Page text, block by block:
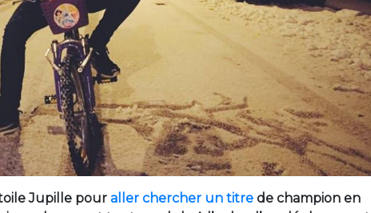
Jupille pour aller chercher un titre de champion en